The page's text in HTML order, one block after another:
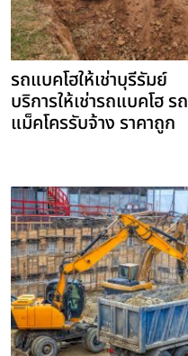
รถแบคโฮให้เช่าบุรีรัมย์
บริการให้เช่ารถแบคโฮ รถ
แม็คโครรับจ้าง ราคาถูก